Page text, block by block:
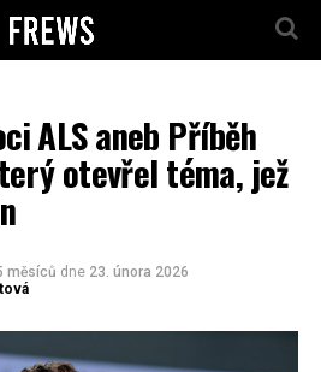
ALS aneb Příběh
otevřel téma, jež
měsíců dne 23. února 2026